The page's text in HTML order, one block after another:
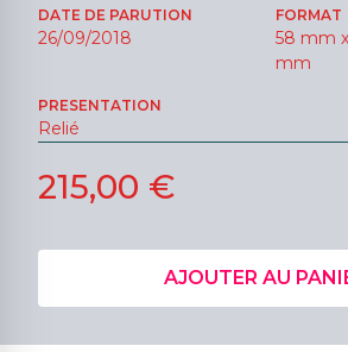
DATE DE PARUTION
26/09/2018
FORMAT
58 mm
mm
PRESENTATION
Relié
215,00 €
AJOUTER AU